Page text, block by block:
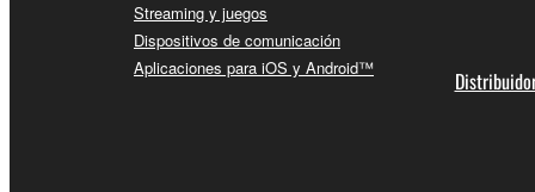
Streaming y juegos
Dispositivos de comunicación
Aplicaciones para iOS y Android™